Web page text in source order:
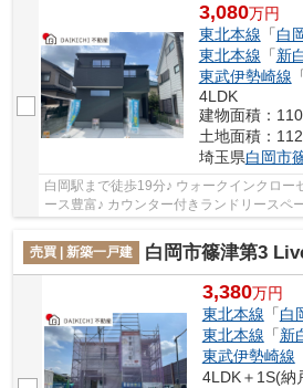
3,080万円
東北本線 「白
東北本線 「新
東武伊勢崎線
4LDK
建物面積：
土地面積：
埼玉県白岡市
白岡駅まで徒歩19分♪ ウォークインクロー
ース豊富♪ カウンター付きランドリースペースで
売買 | 新築一戸建
白岡市篠津第3 Livele
3,380万円
東北本線 「白
東北本線 「新
東武伊勢崎線
4LDK＋1S(納